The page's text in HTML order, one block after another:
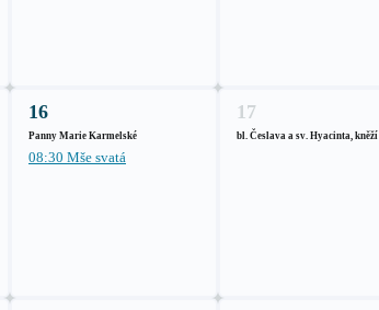
16
Panny Marie Karmelské
08:30 Mše svatá
17
bl. Česlava a sv. Hyacinta, kněží